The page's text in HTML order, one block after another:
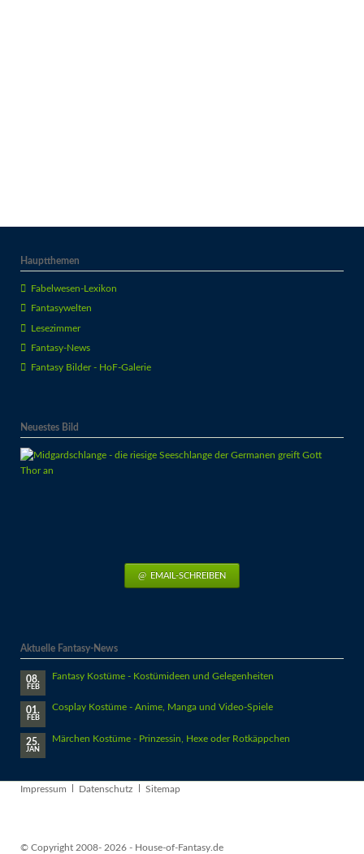
Hauptthemen
Fabelwesen-Lexikon
Fantasywelten
Lesezimmer
Fantasy-News
Fantasy Bilder - HoF-Galerie
Neuestes Bild
EMAIL-SCHREIBEN
Aktuelle Fantasy-News
08.
FEB
Fantasy Kostüme - Kostümideen und Gelegenheiten
01.
FEB
Cosplay Kostüme - Anime, Manga und Video-Spiele
25.
JAN
Märchen Kostüme - Prinzessin, Hexe oder Rotkäppchen
Navigation
Impressum Datenschutz Sitemap
© Copyright 2008- 2026 - House-of-Fantasy.de